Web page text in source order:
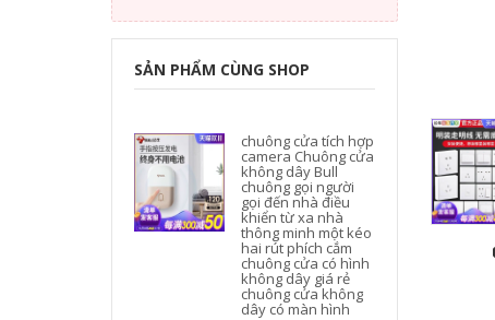
SẢN PHẨM CÙNG SHOP
chuông cửa tích hợp
camera Chuông cửa
không dây Bull
chuông gọi người
gọi đến nhà điều
khiển từ xa nhà
thông minh một kéo
hai rút phích cắm
chuông cửa có hình
không dây giá rẻ
chuông cửa không
dây có màn hình